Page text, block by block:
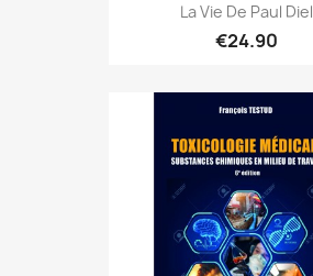
La Vie De Paul Diel
€24.90